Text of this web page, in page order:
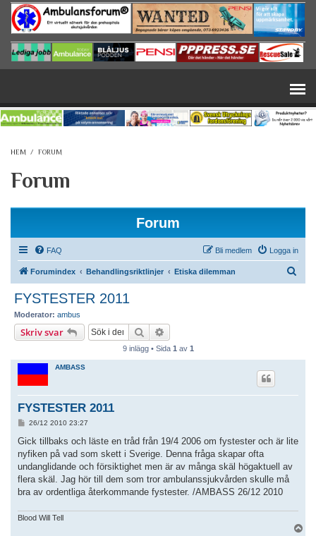
Hoppa till huvudinnehåll
HEM / FORUM
Forum